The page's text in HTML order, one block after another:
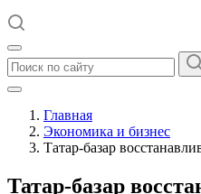
Главная
Экономика и бизнес
Татар-базар
Татар-базар